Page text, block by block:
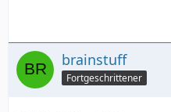
brainstuff
Fortgeschrittener